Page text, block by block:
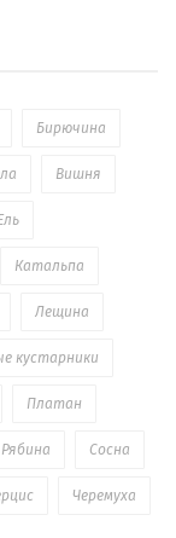
Бирючина
Вишня
Катальпа
Лещина
кустарники
Платан
Рябина Сосна
Черемуха